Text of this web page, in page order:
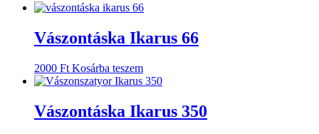
Vászontáska Ikarus 66
2000 Ft Kosárba teszem
Vászontáska Ikarus 350